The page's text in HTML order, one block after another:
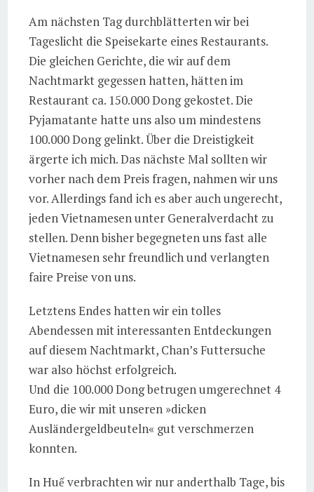
Am nächsten Tag durchblätterten wir bei
Tageslicht die Speisekarte eines Restaurants.
Die gleichen Gerichte, die wir auf dem
Nachtmarkt gegessen hatten, hätten im
Restaurant ca. 150.000 Dong gekostet. Die
Pyjamatante hatte uns also um mindestens
100.000 Dong gelinkt. Über die Dreistigkeit
ärgerte ich mich. Das nächste Mal sollten wir
vorher nach dem Preis fragen, nahmen wir uns
vor. Allerdings fand ich es aber auch ungerecht,
jeden Vietnamesen unter Generalverdacht zu
stellen. Denn bisher begegneten uns fast alle
Vietnamesen sehr freundlich und verlangten
faire Preise von uns.
Letztens Endes hatten wir ein tolles
Abendessen mit interessanten Entdeckungen
auf diesem Nachtmarkt, Chan’s Futtersuche
war also höchst erfolgreich.
Und die 100.000 Dong betrugen umgerechnet 4
Euro, die wir mit unseren »dicken
Ausländergeldbeuteln« gut verschmerzen
konnten.
In Huế verbrachten wir nur anderthalb Tage, bis